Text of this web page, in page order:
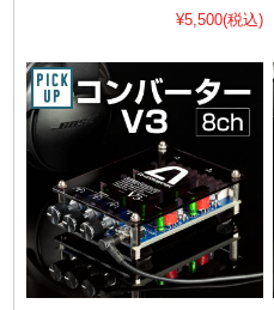
¥5,500(税込)